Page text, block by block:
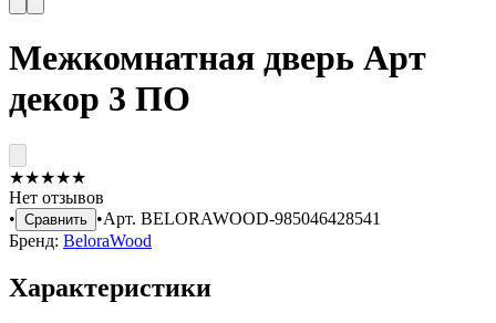
Межкомнатная дверь Арт
декор 3 ПО
★★★★★
Нет отзывов
• Сравнить •Арт. BELORAWOOD-985046428541
Бренд: BeloraWood
Характеристики